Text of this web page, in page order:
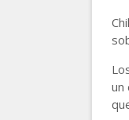
un